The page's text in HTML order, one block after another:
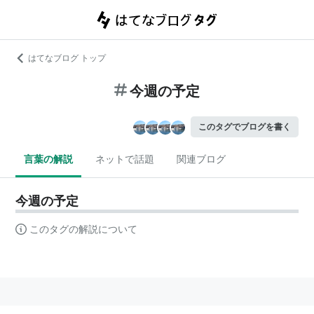
はてなブログ トップ
今週の予定
このタグでブログを書く
言葉の解説 ネットで話題 関連ブログ
今週の予定
このタグの解説について